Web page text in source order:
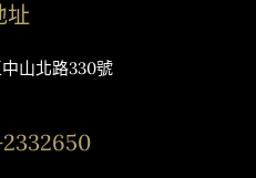
址
山北路330號